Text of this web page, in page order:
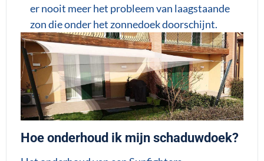
er nooit meer het probleem van laagstaande
zon die onder het zonnedoek doorschijnt.
Hoe onderhoud ik mijn schaduwdoek?